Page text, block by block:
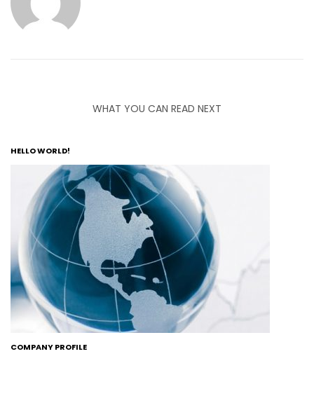
WHAT YOU CAN READ NEXT
HELLO WORLD!
COMPANY PROFILE